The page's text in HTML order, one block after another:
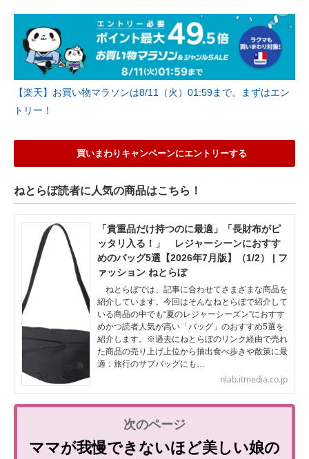
【楽天】お買い物マラソンは8/11（火）01:59まで。まずはエン
トリー！
買いまわりキャンペーンにエントリーする
ねとらぼ読者に人気の商品はこちら！
「貴重品だけ持つのに最適」「長財布がピ
ッタリ入る！」 レジャーシーンにおすす
めのバッグ5選【2026年7月版】（1/2） | フ
ァッション ねとらぼ
ねとらぼでは、記事に合わせてさまざまな商品を
紹介しています。今回はそんなねとらぼで紹介して
いる商品の中でも“夏のレジャーシーズン”におすす
めかつ読者人気が高い「バッグ」のおすすめ5選を
紹介します。※過去にねとらぼのリンク経由で売れ
た商品の売り上げ上位から抽出食べ歩きや散策に最
適：旅行のサブバッグにも…
nlab.itmedia.co.jp
ママが我慢できないほど美しい娘の